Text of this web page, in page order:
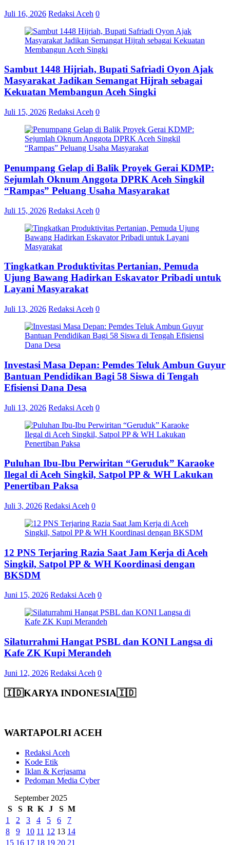
Juli 16, 2026 Redaksi Aceh 0
Sambut 1448 Hijriah, Bupati Safriadi Oyon Ajak
Masyarakat Jadikan Semangat Hijrah sebagai
Kekuatan Membangun Aceh Singki
Juli 15, 2026 Redaksi Aceh 0
Penumpang Gelap di Balik Proyek Gerai KDMP:
Sejumlah Oknum Anggota DPRK Aceh Singkil
“Rampas” Peluang Usaha Masyarakat
Juli 15, 2026 Redaksi Aceh 0
Tingkatkan Produktivitas Pertanian, Pemuda
Ujung Bawang Hadirkan Eskavator Pribadi untuk
Layani Masyarakat
Juli 13, 2026 Redaksi Aceh 0
Investasi Masa Depan: Pemdes Teluk Ambun Guyur
Bantuan Pendidikan Bagi 58 Siswa di Tengah
Efisiensi Dana Desa
Juli 13, 2026 Redaksi Aceh 0
Puluhan Ibu-Ibu Perwiritan “Geruduk” Karaoke
Ilegal di Aceh Singkil, Satpol PP & WH Lakukan
Penertiban Paksa
Juli 3, 2026 Redaksi Aceh 0
12 PNS Terjaring Razia Saat Jam Kerja di Aceh
Singkil, Satpol PP & WH Koordinasi dengan
BKSDM
Juni 15, 2026 Redaksi Aceh 0
Silaturrahmi Hangat PSBL dan KONI Langsa di
Kafe ZK Kupi Merandeh
Juni 12, 2026 Redaksi Aceh 0
🇮🇩KARYA INDONESIA🇮🇩
WARTAPOLRI ACEH
Redaksi Aceh
Kode Etik
Iklan & Kerjasama
Pedoman Media Cyber
September 2025
S
S R K J S M
1
2 3 4 5 6
7
8
9 10 11 12 13 14
15 16 17 18 19 20 21